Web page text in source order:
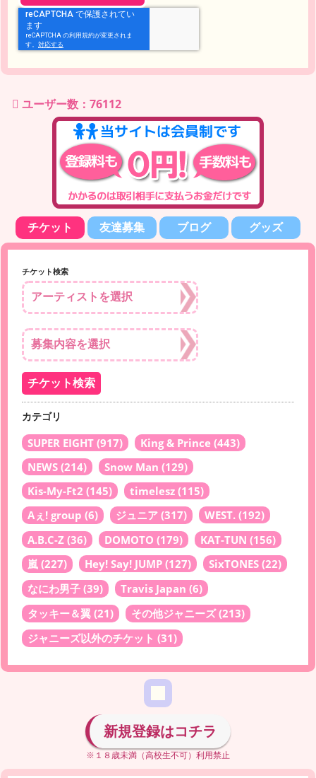
ユーザー数：76112
チケット 友達募集 ブログ グッズ
チケット検索
カテゴリ
SUPER EIGHT (917) King & Prince (443)
NEWS (214) Snow Man (129)
Kis-My-Ft2 (145) timelesz (115)
Aぇ! group (6) ジュニア (317) WEST. (192)
A.B.C-Z (36) DOMOTO (179) KAT-TUN (156)
嵐 (227) Hey! Say! JUMP (127) SixTONES (22)
なにわ男子 (39) Travis Japan (6)
タッキー＆翼 (21) その他ジャニーズ(213)
ジャニーズ以外のチケット (31)
新規登録はコチラ
※１８歳未満（高校生不可）利用禁止